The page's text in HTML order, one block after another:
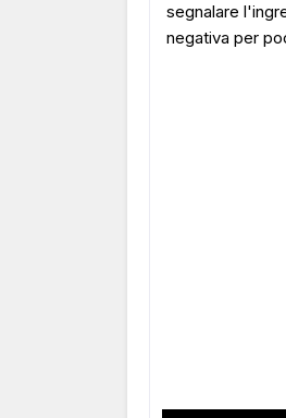
segnalare
negativa per